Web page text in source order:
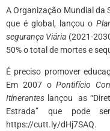
A Organização Mundial da
que é global, lançou o
segurança Viária (2021-
50% o total de mortes e
É preciso promover
Em 2007 oPontifício
Itinerantes lançou as
Estrada” que pode
https://cutt.ly/dHj7SAQ.